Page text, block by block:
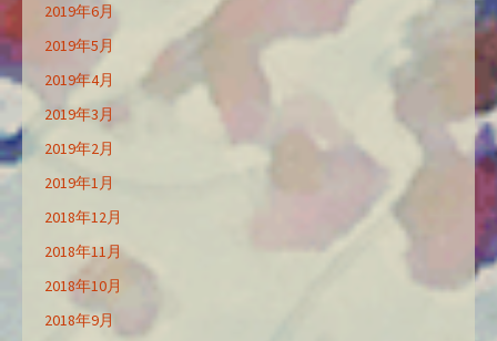
2019年6月
2019年5月
2019年4月
2019年3月
2019年2月
2019年1月
2018年12月
2018年11月
2018年10月
2018年9月